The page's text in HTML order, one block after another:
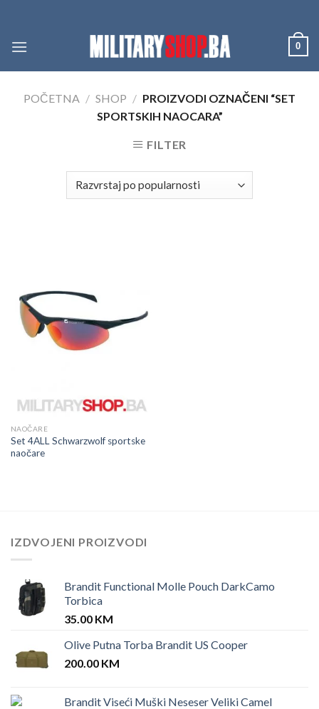
content
0
POČETNA / SHOP / PROIZVODI OZNAČENI “SET
SPORTSKIH NAOCARA”
FILTER
NAOČARE
Set 4ALL Schwarzwolf sportske
naočare
IZDVOJENI PROIZVODI
Brandit Functional Molle Pouch DarkCamo
Torbica
35.00 KM
Olive Putna Torba Brandit US Cooper
200.00 KM
Brandit Viseći Muški Neseser Veliki Camel